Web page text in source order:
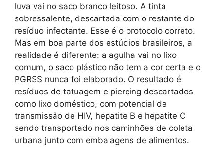
luva vai no saco branco leitoso. A tinta
sobressalente, descartada com o restante do
resíduo infectante. Esse é o protocolo correto.
Mas em boa parte dos estúdios brasileiros, a
realidade é diferente: a agulha vai no lixo
comum, o saco plástico não tem a cor certa e o
PGRSS nunca foi elaborado. O resultado é
resíduos de tatuagem e piercing descartados
como lixo doméstico, com potencial de
transmissão de HIV, hepatite B e hepatite C
sendo transportado nos caminhões de coleta
urbana junto com embalagens de alimentos.